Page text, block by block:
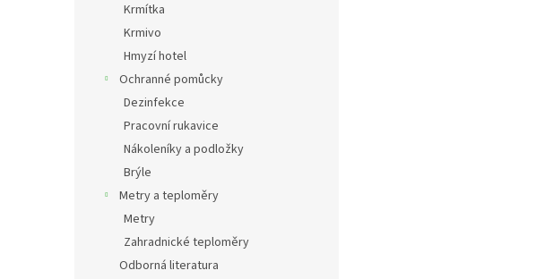
Krmítka
Krmivo
Hmyzí hotel
Ochranné pomůcky
Dezinfekce
Pracovní rukavice
Nákoleníky a podložky
Brýle
Metry a teploměry
Metry
Zahradnické teploměry
Odborná literatura